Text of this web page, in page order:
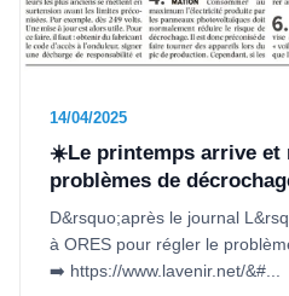
14/04/2025
☀️Le printemps arrive et
problèmes de
D&rsquo;après le journal
à ORES pour régler le
➡️ https://www.lavenir.net/&#...